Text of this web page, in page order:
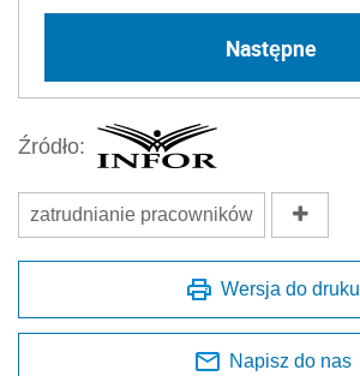
Następne
Źródło:
zatrudnianie pracowników
Wersja do druku
Napisz do nas